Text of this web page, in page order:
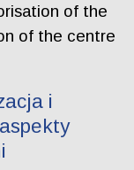
of the
of the centre
i